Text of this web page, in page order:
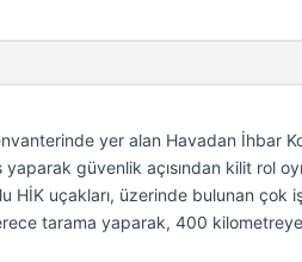
yer alan Havadan İhbar
güvenlik açısından kilit rol
HİK uçakları, üzerinde bulunan
tarama yaparak, 400